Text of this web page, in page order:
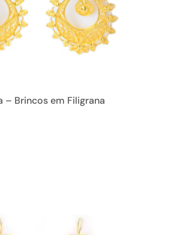
– Brincos em Filigrana